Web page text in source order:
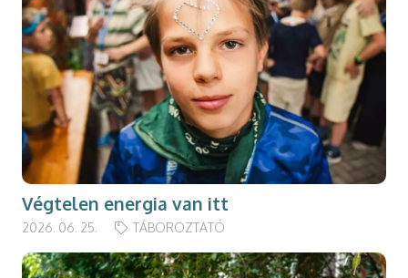
Végtelen energia van itt
2026. 06. 25. TÁBOROZTATÓ